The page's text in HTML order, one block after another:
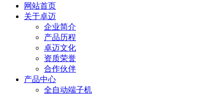
网站首页
关于卓迈
企业简介
产品历程
卓迈文化
资质荣誉
合作伙伴
产品中心
全自动端子机